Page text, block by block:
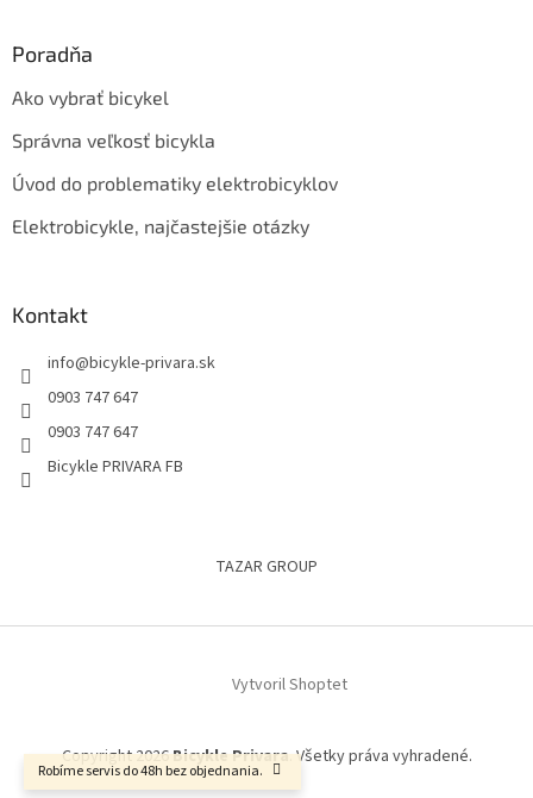
Robíme servis do 48h bez objednania.
Poradňa
Ako vybrať bicykel
Správna veľkosť bicykla
Úvod do problematiky elektrobicyklov
Elektrobicykle, najčastejšie otázky
Kontakt
info@bicykle-privara.sk
0903 747 647
0903 747 647
Bicykle PRIVARA FB
TAZAR GROUP
Vytvoril Shoptet
Copyright 2026Bicykle Privara. Všetky práva vyhradené.